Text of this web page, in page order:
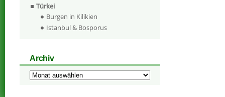
Türkei
Burgen in Kilikien
Istanbul & Bosporus
Archiv
Archiv